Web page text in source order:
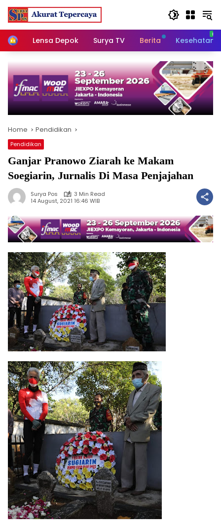
Skip
content
HomeLensa Depok Surya TV Berita Kesehatan
Home Pendidikan
Pendidikan
Ganjar Pranowo Ziarah ke Makam
Soegiarin, Jurnalis Di Masa Penjajahan
Surya Pos
3 Min Read
14 August, 2021 16:46 WIB